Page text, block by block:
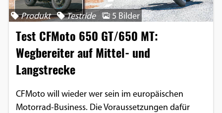
Produkt Testride 5 Bilder
Test CFMoto 650 GT/650 MT:
Wegbereiter auf Mittel- und
Langstrecke
CFMoto will wieder wer sein im europäischen
Motorrad-Business. Die Voraussetzungen dafür